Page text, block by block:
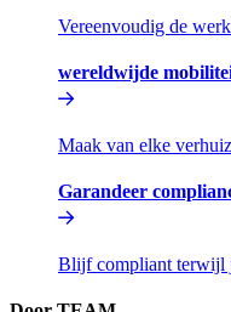
Vereenvoudig de
wereldwijde
Maak van elke
Garandeer
Blijf compliant terwijl